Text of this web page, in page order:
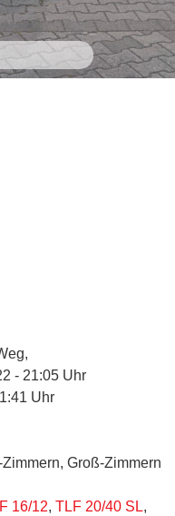
- 21:05 Uhr
Uhr
Groß-Zimmern
16/12, TLF 20/40 SL,